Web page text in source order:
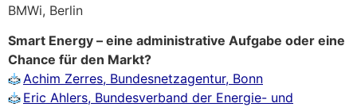
BMWi, Berlin
Smart Energy – eine administrative Aufgabe oder eine
Chance für den Markt?
Achim Zerres, Bundesnetzagentur, Bonn
Eric Ahlers, Bundesverband der Energie- und